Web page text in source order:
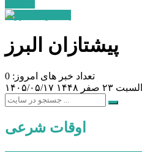
پیشتازان البرز
تعداد خبر های امروز: 0
۱۴۰۵/۰۵/۱۷
السبت ۲۳ صفر ۱۴۴۸
اوقات شرعی